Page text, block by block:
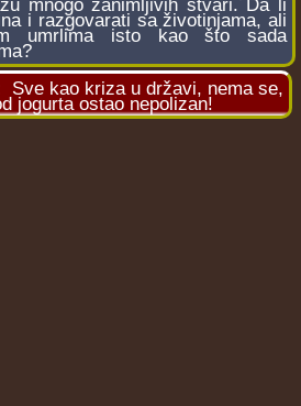
mnogo zanimljivih stvari. Da li
i razgovarati sa životinjama, ali
umrlima isto kao što sada
Sve kao kriza u državi, nema se,
jogurta ostao nepolizan!